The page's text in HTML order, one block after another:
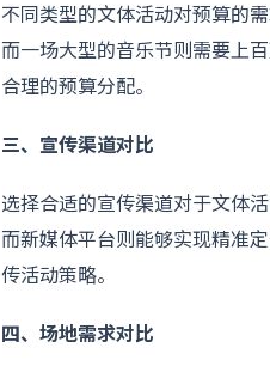
不同类型的文体活动对预算的
而一场大型的音乐节则需要上
合理的预算分配。
三、宣传渠道对比
选择合适的宣传渠道对于文体
而新媒体平台则能够实现精准
传活动策略。
四、场地需求对比